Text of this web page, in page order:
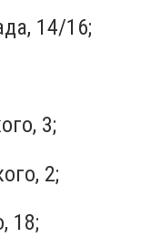
14/16;
3;
2;
18;